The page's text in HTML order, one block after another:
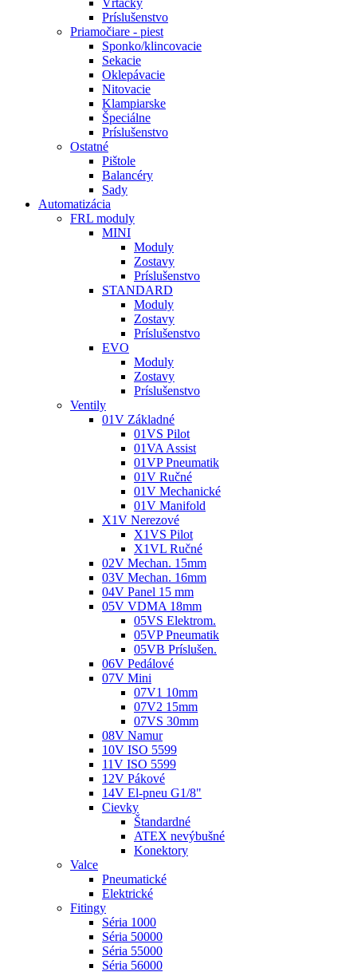
Vŕtačky
Príslušenstvo
Priamočiare - piest
Sponko/klincovacie
Sekacie
Oklepávacie
Nitovacie
Klampiarske
Špeciálne
Príslušenstvo
Ostatné
Pištole
Balancéry
Sady
Automatizácia
FRL moduly
MINI
Moduly
Zostavy
Príslušenstvo
STANDARD
Moduly
Zostavy
Príslušenstvo
EVO
Moduly
Zostavy
Príslušenstvo
Ventily
01V Základné
01VS Pilot
01VA Assist
01VP Pneumatik
01V Ručné
01V Mechanické
01V Manifold
X1V Nerezové
X1VS Pilot
X1VL Ručné
02V Mechan. 15mm
03V Mechan. 16mm
04V Panel 15 mm
05V VDMA 18mm
05VS Elektrom.
05VP Pneumatik
05VB Príslušen.
06V Pedálové
07V Mini
07V1 10mm
07V2 15mm
07VS 30mm
08V Namur
10V ISO 5599
11V ISO 5599
12V Pákové
14V El-pneu G1/8"
Cievky
Štandardné
ATEX nevýbušné
Konektory
Valce
Pneumatické
Elektrické
Fitingy
Séria 1000
Séria 50000
Séria 55000
Séria 56000